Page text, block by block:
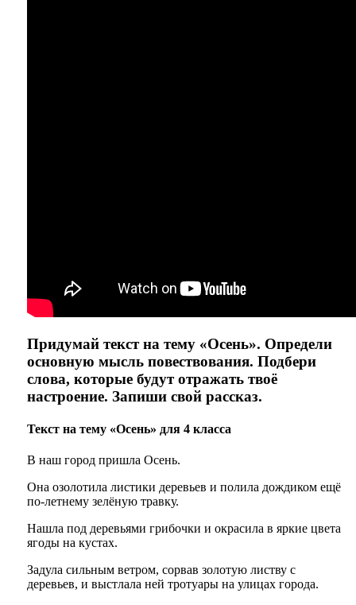
Придумай текст на тему «Осень». Определи
основную мысль повествования. Подбери
слова, которые будут отражать твоё
настроение. Запиши свой рассказ.
Текст на тему «Осень» для 4 класса
В наш город пришла Осень.
Она озолотила листики деревьев и полила дождиком ещё
по-летнему зелёную травку.
Нашла под деревьями грибочки и окрасила в яркие цвета
ягоды на кустах.
Задула сильным ветром, сорвав золотую листву с
деревьев, и выстлала ней тротуары на улицах города.